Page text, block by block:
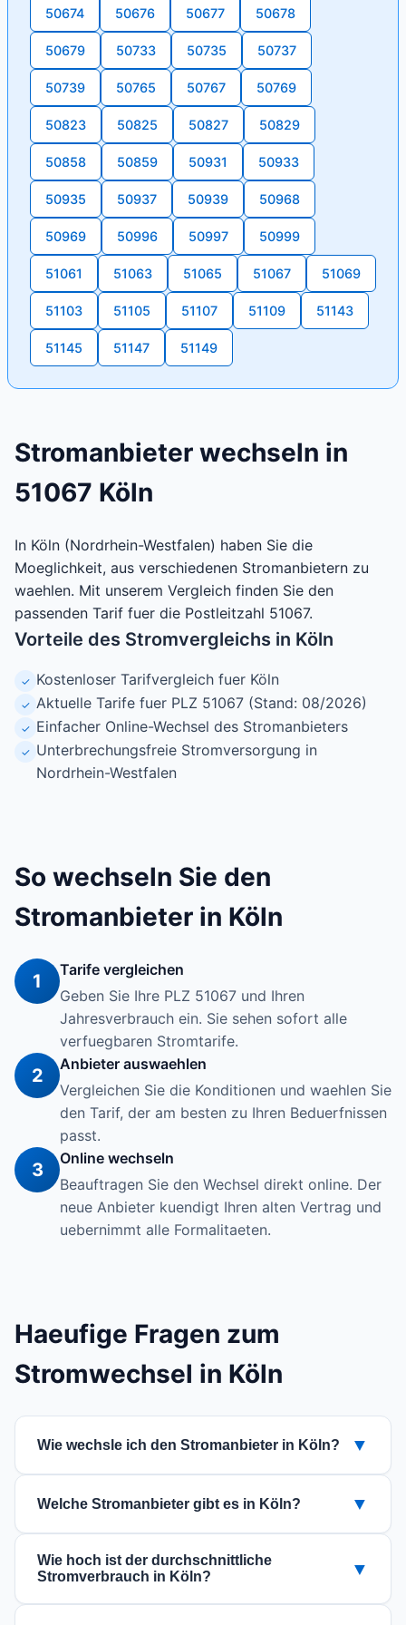
50674 50676 50677 50678
50679 50733 50735 50737
50739 50765 50767 50769
50823 50825 50827 50829
50858 50859 50931 50933
50935 50937 50939 50968
50969 50996 50997 50999
51061 51063 51065 51067 51069
51103 51105 51107 51109 51143
51145 51147 51149
Stromanbieter wechseln in
51067 Köln
In Köln (Nordrhein-Westfalen) haben Sie die
Moeglichkeit, aus verschiedenen Stromanbietern zu
waehlen. Mit unserem Vergleich finden Sie den
passenden Tarif fuer die Postleitzahl 51067.
Vorteile des Stromvergleichs in Köln
✓ Kostenloser Tarifvergleich fuer Köln
✓ Aktuelle Tarife fuer PLZ 51067 (Stand: 08/2026)
✓ Einfacher Online-Wechsel des Stromanbieters
✓ Unterbrechungsfreie Stromversorgung in
Nordrhein-Westfalen
So wechseln Sie den
Stromanbieter in Köln
1
Tarife vergleichen
Geben Sie Ihre PLZ 51067 und Ihren
Jahresverbrauch ein. Sie sehen sofort alle
verfuegbaren Stromtarife.
2
Anbieter auswaehlen
Vergleichen Sie die Konditionen und waehlen Sie
den Tarif, der am besten zu Ihren Beduerfnissen
passt.
3
Online wechseln
Beauftragen Sie den Wechsel direkt online. Der
neue Anbieter kuendigt Ihren alten Vertrag und
uebernimmt alle Formalitaeten.
Haeufige Fragen zum
Stromwechsel in Köln
Wie wechsle ich den Stromanbieter in Köln? ▼
Vergleich fuer die PLZ 51067, waehlen Sie einen
guenstigen Tarif aus und beauftragen Sie den
Wechsel online. Der neue Anbieter kuemmert
sich um die Kuendigung bei Ihrem aktuellen
Versorger.
Welche Stromanbieter gibt es in Köln? ▼
verschiedenen Stromanbietern waehlen. Die
Wie hoch ist der durchschnittliche
Stromverbrauch in Köln?
▼